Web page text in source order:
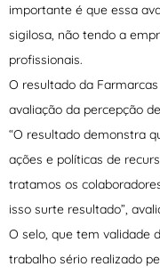
importante é que essa
sigilosa, não tendo a
profissionais.
O resultado da
avaliação da percepção
“O resultado demonstra
ações e políticas de
tratamos os
isso surte resultado”,
O selo, que tem validade
trabalho sério realizado